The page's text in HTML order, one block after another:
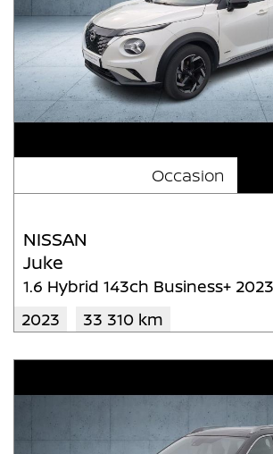
Occasion
NISSAN
Juke
1.6 Hybrid 143ch Business+ 2023
2023
33 310 km